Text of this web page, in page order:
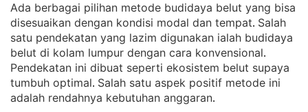
Ada berbagai pilihan metode budidaya belut yang bisa
disesuaikan dengan kondisi modal dan tempat. Salah
satu pendekatan yang lazim digunakan ialah budidaya
belut di kolam lumpur dengan cara konvensional
Pendekatan ini dibuat seperti ekosistem belut supaya
tumbuh optimal. Salah satu aspek positif metode ini
adalah rendahnya kebutuhan anggaran.